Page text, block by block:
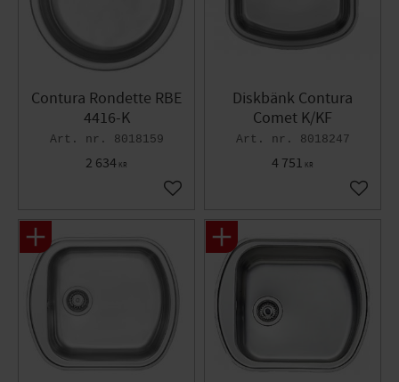
Contura Rondette RBE
4416-K
8018159
2 634 KR
Lägg till i favoriter
Diskbänk Contura
Comet K/KF
8018247
4 751 KR
Lägg